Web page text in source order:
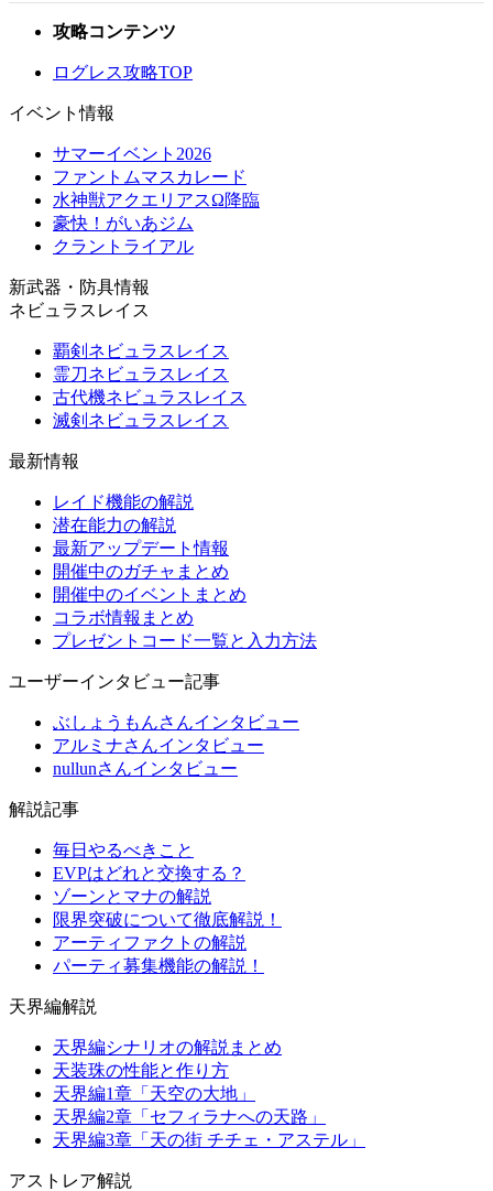
攻略コンテンツ
ログレス攻略TOP
イベント情報
サマーイベント2026
ファントムマスカレード
水神獣アクエリアスΩ降臨
豪快！がいあジム
クラントライアル
新武器・防具情報
ネビュラスレイス
覇剣ネビュラスレイス
霊刀ネビュラスレイス
古代機ネビュラスレイス
滅剣ネビュラスレイス
最新情報
レイド機能の解説
潜在能力の解説
最新アップデート情報
開催中のガチャまとめ
開催中のイベントまとめ
コラボ情報まとめ
プレゼントコード一覧と入力方法
ユーザーインタビュー記事
ぶしょうもんさんインタビュー
アルミナさんインタビュー
nullunさんインタビュー
解説記事
毎日やるべきこと
EVPはどれと交換する？
ゾーンとマナの解説
限界突破について徹底解説！
アーティファクトの解説
パーティ募集機能の解説！
天界編解説
天界編シナリオの解説まとめ
天装珠の性能と作り方
天界編1章「天空の大地」
天界編2章「セフィラナへの天路」
天界編3章「天の街 チチェ・アステル」
アストレア解説